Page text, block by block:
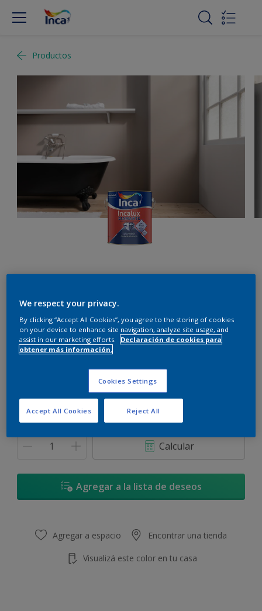
Productos
Lila Suave
Cambiar de color
900 ML
Cantidad Calculadora de pintura
Calcular
Agregar a la lista de deseos
Agregar a espacio Encontrar una tienda
Visualizá este color en tu casa
We respect your privacy.
By clicking “Accept All Cookies”, you agree to the storing of cookies
on your device to enhance site navigation, analyze site usage, and
assist in our marketing efforts.
Declaración de cookies para
obtener más información.
Cookies Settings
Reject All
Accept All Cookies